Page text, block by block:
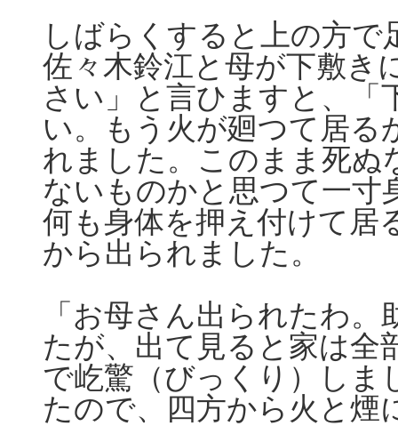
しばらくすると上の方
佐々木鈴江と母が下敷き
さい」と言ひますと、「
い。もう火が廻つて居る
れました。このまま死
ないものかと思つて一寸
何も身体を押え付けて居
から出られました。
「お母さん出られたわ
たが、出て見ると家は全
で屹驚（びっくり）しま
たので、四方から火と煙